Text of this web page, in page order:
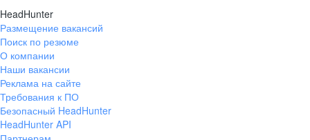
HeadHunter
Размещение вакансий
Поиск по резюме
О компании
Наши вакансии
Реклама на сайте
Требования к ПО
Безопасный HeadHunter
HeadHunter API